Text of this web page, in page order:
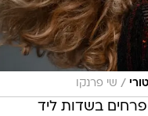
/ שי פרנקו
בשדות ליד